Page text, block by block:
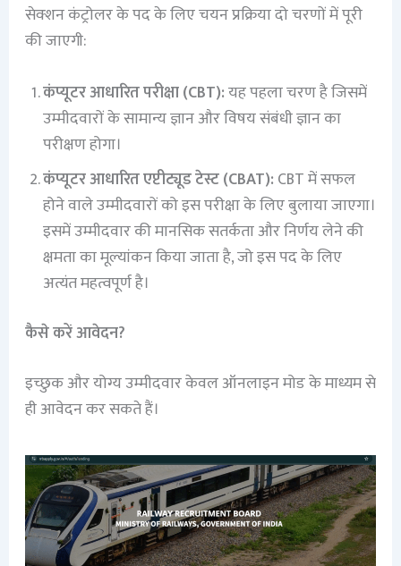
सेक्शन कंट्रोलर के पद के लिए चयन प्रक्रिया दो चरणों में पूरी
की जाएगी:
कंप्यूटर आधारित परीक्षा (CBT):यह पहला चरण है जिसमें
उम्मीदवारों के सामान्य ज्ञान और विषय संबंधी ज्ञान का
परीक्षण होगा।
कंप्यूटर आधारित एप्टीट्यूड टेस्ट (CBAT): CBT में सफल
होने वाले उम्मीदवारों को इस परीक्षा के लिए बुलाया जाएगा।
इसमें उम्मीदवार की मानसिक सतर्कता और निर्णय लेने की
क्षमता का मूल्यांकन किया जाता है, जो इस पद के लिए
अत्यंत महत्वपूर्ण है।
कैसे करें आवेदन?
इच्छुक और योग्य उम्मीदवार केवल ऑनलाइन मोड के माध्यम से
ही आवेदन कर सकते हैं।